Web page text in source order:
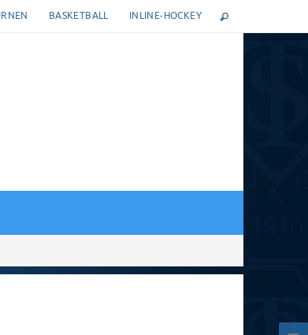
BASKETBALL INLINE-HOCKEY